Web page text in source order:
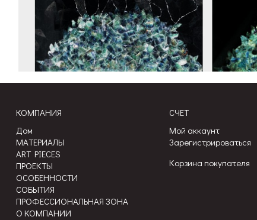
КОМПАНИЯ
Дом
МАТЕРИАЛЫ
ART PIECES
ПРОЕКТЫ
ОСОБЕННОСТИ
СОБЫТИЯ
ПРОФЕССИОНАЛЬНАЯ ЗОНА
О КОМПАНИИ
СЧЕТ
Мой аккаунт
Зарегистрироваться
Корзина покупателя